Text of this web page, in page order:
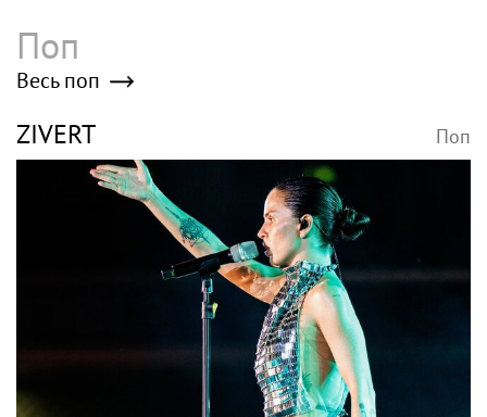
Сергунина: Пятый
фестиваль «Вкусы
России» пройдет в
Москве 13–23 августа
Раздел имущества,
отмена брачного
контракта и новые
слухи: как живет
Джиган после развода с
Оксаной Самойловой
Волочкова рассказала,
из-за операции на ноге
Певица Сати Казанова
призналась, что
назвала дочь в честь
индуистской богини